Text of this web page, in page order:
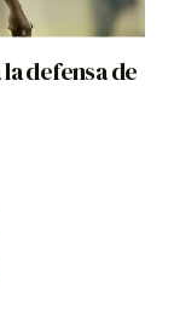
defensa de